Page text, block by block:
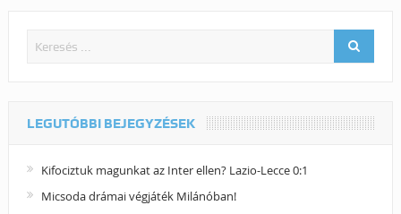
LEGUTÓBBI BEJEGYZÉSEK
Kifociztuk magunkat az Inter ellen? Lazio-Lecce 0:1
Micsoda drámai végjáték Milánóban!